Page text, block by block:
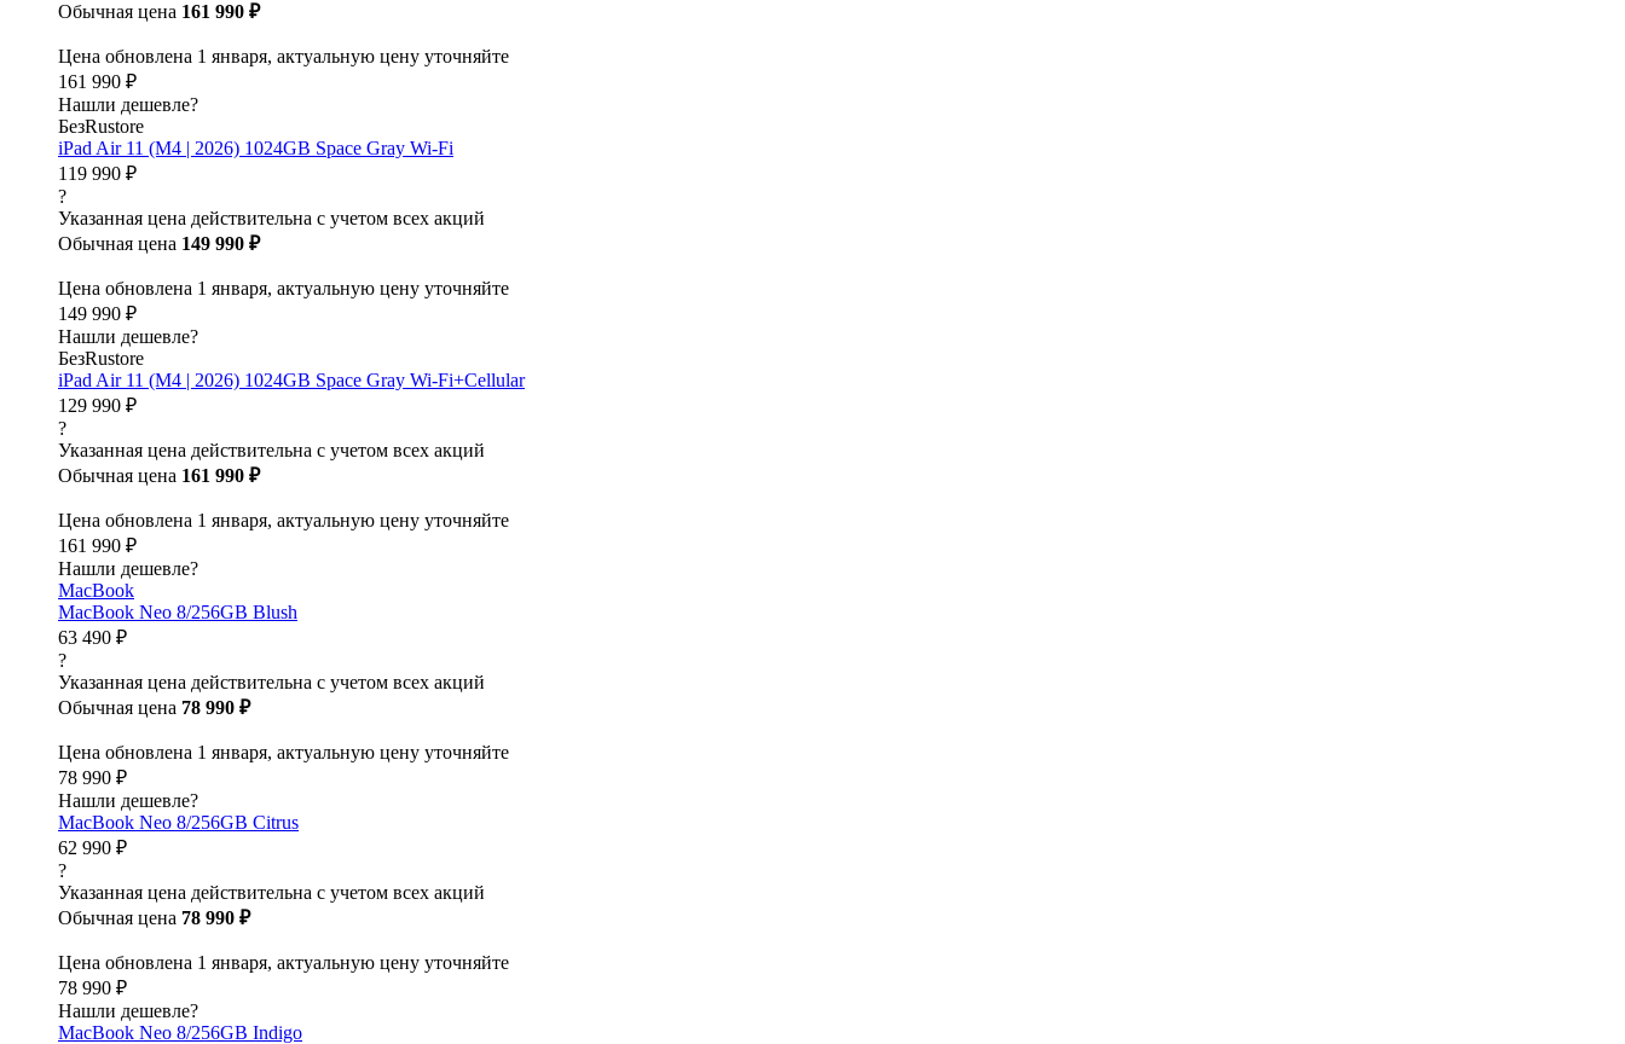
Обычная цена 161 990 ₽
Цена обновлена 1 января, актуальную цену уточняйте
161 990 ₽
Нашли дешевле?
БезRustore
iPad Air 11 (M4 | 2026) 1024GB Space Gray Wi-Fi
119 990 ₽
?
Указанная цена действительна с учетом всех акций
Обычная цена 149 990 ₽
Цена обновлена 1 января, актуальную цену уточняйте
149 990 ₽
Нашли дешевле?
БезRustore
iPad Air 11 (M4 | 2026) 1024GB Space Gray Wi-Fi+Cellular
129 990 ₽
?
Указанная цена действительна с учетом всех акций
Обычная цена 161 990 ₽
Цена обновлена 1 января, актуальную цену уточняйте
161 990 ₽
Нашли дешевле?
MacBook
MacBook Neo 8/256GB Blush
63 490 ₽
?
Указанная цена действительна с учетом всех акций
Обычная цена 78 990 ₽
Цена обновлена 1 января, актуальную цену уточняйте
78 990 ₽
Нашли дешевле?
MacBook Neo 8/256GB Citrus
62 990 ₽
?
Указанная цена действительна с учетом всех акций
Обычная цена 78 990 ₽
Цена обновлена 1 января, актуальную цену уточняйте
78 990 ₽
Нашли дешевле?
MacBook Neo 8/256GB Indigo